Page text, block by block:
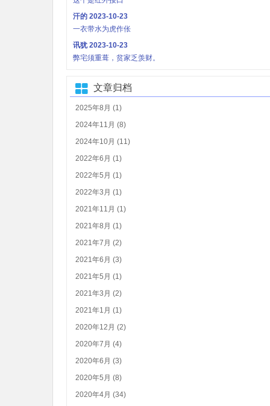
汗的2023-10-23
一衣带水为虎作伥
讯犹2023-10-23
弊宅须重葺，贫家乏羡财。
文章归档
2025年8月 (1)
2024年11月 (8)
2024年10月 (11)
2022年6月 (1)
2022年5月 (1)
2022年3月 (1)
2021年11月 (1)
2021年8月 (1)
2021年7月 (2)
2021年6月 (3)
2021年5月 (1)
2021年3月 (2)
2021年1月 (1)
2020年12月 (2)
2020年7月 (4)
2020年6月 (3)
2020年5月 (8)
2020年4月 (34)